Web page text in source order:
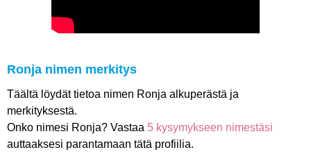
Ronja nimen merkitys
Täältä löydät tietoa nimen Ronja alkuperästä ja
merkityksestä.
Onko nimesi Ronja? Vastaa 5 kysymykseen nimestäsi
auttaaksesi parantamaan tätä profiilia.